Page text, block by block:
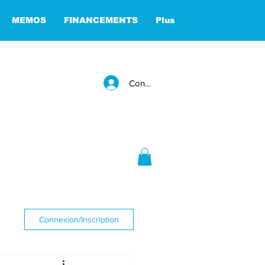
MEMOS FINANCEMENTS Plus
Connexion
Connexion/Inscription